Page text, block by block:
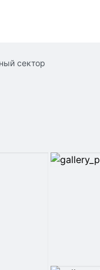
сектор